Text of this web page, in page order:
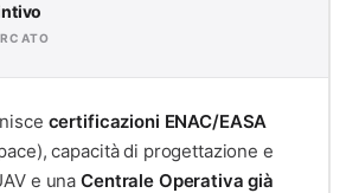
certificazioni ENAC/EASA
capacità di progettazione e
e unaCentrale Operativa già